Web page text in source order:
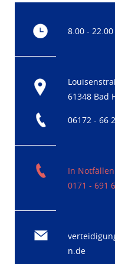
8.00 -
61348 Bad
06172 - 66
In Notfällen
0171 - 691
n.de